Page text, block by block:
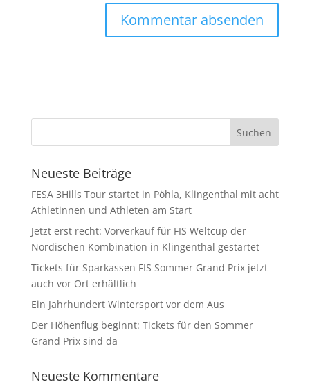
Neueste Beiträge
FESA 3Hills Tour startet in Pöhla, Klingenthal mit acht
Athletinnen und Athleten am Start
Jetzt erst recht: Vorverkauf für FIS Weltcup der
Nordischen Kombination in Klingenthal gestartet
Tickets für Sparkassen FIS Sommer Grand Prix jetzt
auch vor Ort erhältlich
Ein Jahrhundert Wintersport vor dem Aus
Der Höhenflug beginnt: Tickets für den Sommer
Grand Prix sind da
Neueste Kommentare